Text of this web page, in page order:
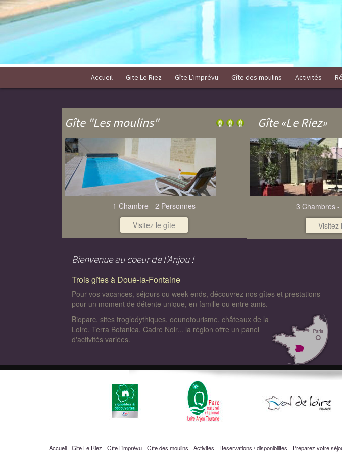
Accueil Gite Le Riez Gîte L’imprévu Gîte des moulins Activités
Gîte "Les moulins"
1 Chambre - 2 Personnes
Visitez le gîte
Gîte «Le Riez»
3 Chambres
Visitez
Bienvenue au coeur de l'Anjou !
Trois gîtes à Doué-la-Fontaine
Pour vos vacances, séjours ou week-ends, découvrez nos gîtes et prestations
pour un moment de détente unique, en famille ou entre amis.
Bioparc, sites troglodythiques, oeunotourisme, châteaux de la
Loire, Terra Botanica, Cadre Noir... la région offre un panel
d'activités variées.
Accueil Gite Le Riez Gîte L’imprévu Gîte des moulins Activités Réservations / disponibilités Préparez votre